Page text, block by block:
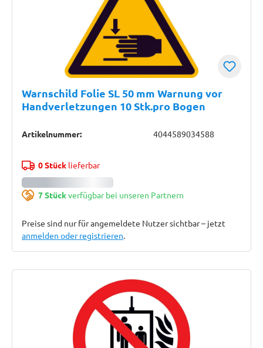
Warnschild Folie SL 50 mm Warnung vor
Handverletzungen 10 Stk.pro Bogen
Artikelnummer: 4044589034588
0 Stücklieferbar
7 Stückverfügbar bei unseren Partnern
Preise sind nur für angemeldete Nutzer sichtbar – jetzt
anmelden oder registrieren.